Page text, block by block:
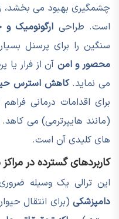
چشمگیری بهبود می بخشد،
است. طراحی ارگونومیک
سنگین را برای پرسنل
محصور و امن آن از فرار
می نماید.کاهش استرس
برای اقدامات درمانی
(مانند هایپرترمی) می
های کلیدی آن است.
کاربردهای گسترده در
این ترالی یک وسیله
دامپزشکی (برای انتقال